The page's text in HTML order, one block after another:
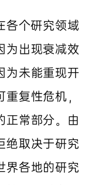
各个研究领域
为出现衰减效
为未能重现开
复性危机，
正常部分。由
绝取决于研究
界各地的研究